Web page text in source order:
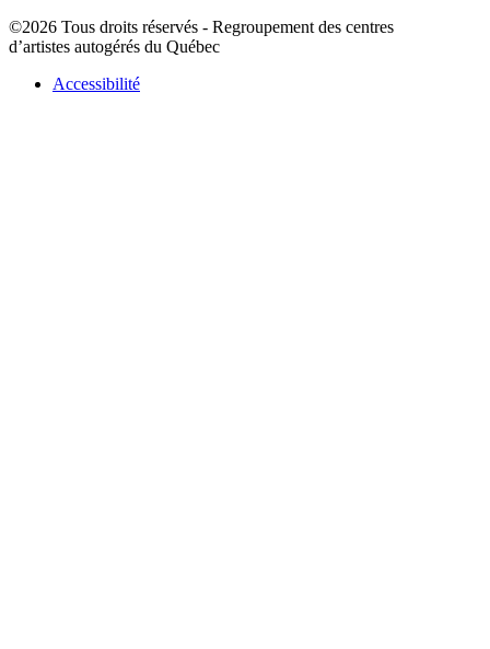
©2026 Tous droits réservés - Regroupement des centres
d’artistes autogérés du Québec
Accessibilité